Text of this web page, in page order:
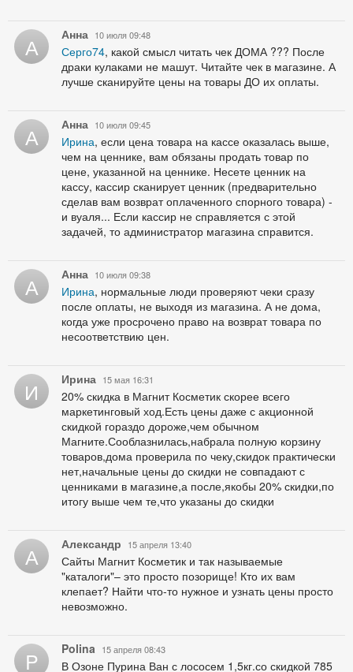
А Анна 10 июля 09:48
Серго74, какой смысл читать чек ДОМА ??? После
драки кулаками не машут. Читайте чек в магазине. А
лучше сканируйте цены на товары ДО их оплаты.
А Анна 10 июля 09:45
Ирина, если цена товара на кассе оказалась выше,
чем на ценнике, вам обязаны продать товар по
цене, указанной на ценнике. Несете ценник на
кассу, кассир сканирует ценник (предварительно
сделав вам возврат оплаченного спорного товара) -
и вуаля... Если кассир не справляется с этой
задачей, то администратор магазина справится.
А Анна 10 июля 09:38
Ирина, нормальные люди проверяют чеки сразу
после оплаты, не выходя из магазина. А не дома,
когда уже просрочено право на возврат товара по
несоответствию цен.
И Ирина 15 мая 16:31
20% скидка в Магнит Косметик скорее всего
маркетинговый ход.Есть цены даже с акционной
скидкой гораздо дороже,чем обычном
Магните.Сооблазнилась,набрала полную корзину
товаров,дома проверила по чеку,скидок практически
нет,начальные цены до скидки не совпадают с
ценниками в магазине,а после,якобы 20% скидки,по
итогу выше чем те,что указаны до скидки
А Александр 15 апреля 13:40
Сайты Магнит Косметик и так называемые
"каталоги"– это просто позорище! Кто их вам
клепает? Найти что-то нужное и узнать цены просто
невозможно.
P Polina 15 апреля 08:43
В Озоне Пурина Ван с лососем 1,5кг.со скидкой 785